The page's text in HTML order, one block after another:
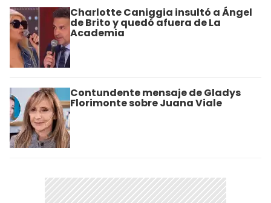
Charlotte Caniggia insultó a Ángel
de Brito y quedó afuera de La
Academia
Contundente mensaje de Gladys
Florimonte sobre Juana Viale